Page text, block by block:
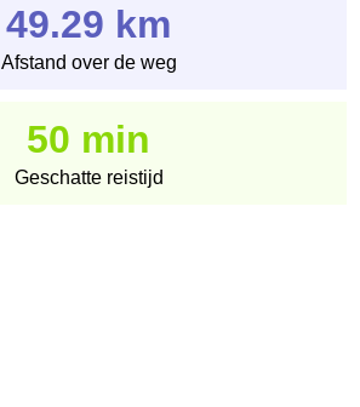
49.29 km
Afstand over de weg
50 min
Geschatte reistijd